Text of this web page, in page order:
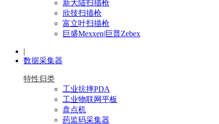
新大陆扫描枪
欣技扫描枪
富立叶扫描枪
巨盛Mexxen|巨普Zebex
|
数据采集器
特性归类
工业抗摔PDA
工业物联网平板
盘点机
药监码采集器